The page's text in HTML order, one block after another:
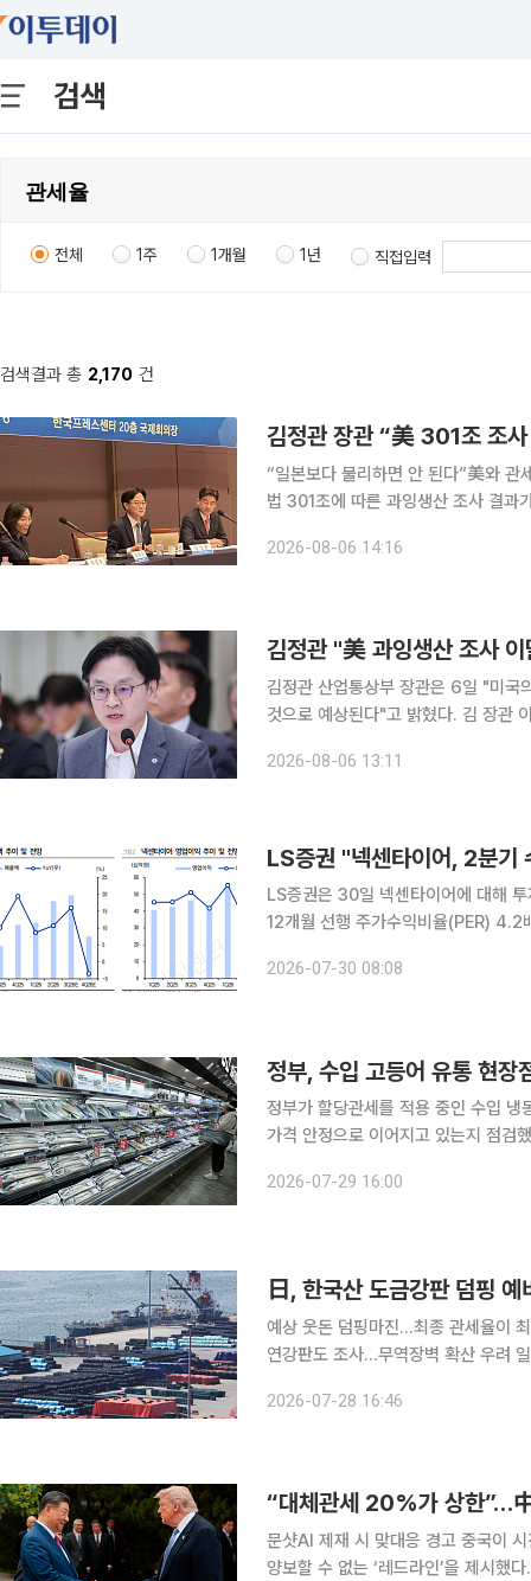
검색
전체 1주 1개월 1년 직접입력
검색결과 총 2,170 건
“일본보다 불리하면 안 된다”美와 관세·조선 협력 동시 협의
법 301조에 따른 과잉생산 조사 결과
2026-08-06 14:16
김정관 "美 과잉생산 조사
김정관 산업통상부 장관은 6일 "미국
것으로 예상된다"고 밝혔다. 김 장관 이날 서울 프레스센터에서 열린 관훈토론회에서 과잉생산 조사
다"며 "원래 7월 말 발표가 거론됐으
2026-08-06 13:11
LS증권 "넥센타이어, 2분기
LS증권은 30일 넥센타이어에 대해
12개월 선행 주가수익비율(PER) 4.2
전년 동기 대비 10.8%, 전 분기 대비
2026-07-30 08:08
정부, 수입 고등어 유통 현
정부가 할당관세를 적용 중인 수입
가격 안정으로 이어지고 있는지 점검
민생안정지원단은 29일 부산 감천항
2026-07-29 16:00
예상 웃돈 덤핑마진…최종 관세율이
연강판도 조사…무역장벽 확산 우려 일본 정부가 한국산 용융아연도금강판에 대해 덤핑 판매와 자
는 우려가 나온다. 28일
2026-07-28 16:46
“대체관세 20%가 상한”…中
문샷AI 제재 시 맞대응 경고 중국이 시진핑 국가주석의 9월 미국 방문을 앞두고 관세와 AI 문제에서
양보할 수 없는 ‘레드라인’을 제시했